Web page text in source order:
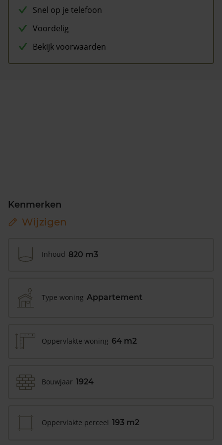
Snel op je telefoon
Voordelig
Bekijk voorwaarden
Kenmerken
Wijzigen
Inhoud 820 m3
Type woning Appartement
Oppervlakte woning 64 m2
Bouwjaar 1924
Oppervlakte perceel 193 m2